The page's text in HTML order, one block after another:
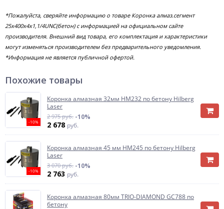
*Пожалуйста, сверяйте информацию о товаре Коронка алмаз.сегмент
25x400х4x1,1/4UNC(бетон) с информацией на официальном сайте
производителя. Внешний вид товара, его комплектация и характеристики
могут изменяться производителем без предварительного уведомления.
*Информация не является публичной офертой.
Похожие товары
-10%
Коронка алмазная 32мм HM232 по бетону Hilberg
Laser
2 975 руб. -10%
2 678 руб.
-10%
Коронка алмазная 45 мм HM245 по бетону Hilberg
Laser
3 070 руб. -10%
2 763 руб.
Коронка алмазная 80мм TRIO-DIAMOND GC788 по
бетону